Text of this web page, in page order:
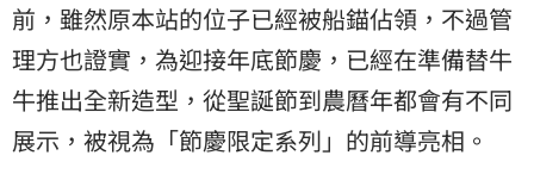
前，雖然原本站的位子已經被船錨佔領，不過管
理方也證實，為迎接年底節慶，已經在準備替牛
牛推出全新造型，從聖誕節到農曆年都會有不同
展示，被視為「節慶限定系列」的前導亮相。